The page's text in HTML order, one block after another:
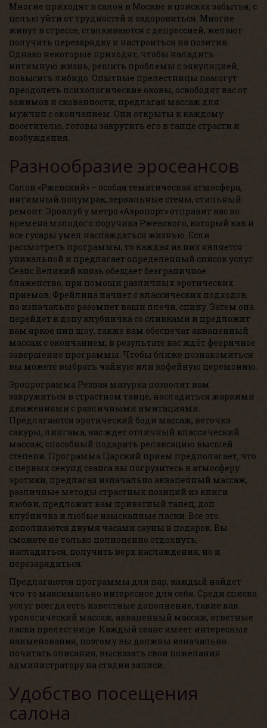
Многие приходят в салон в Москве в поисках забытья, с
целью уйти от трудностей и оздоровиться. Многие
живут в стрессе, сталкиваются с депрессией, желают
получить перезарядку и настроиться на позитив.
Однако некоторые приходят, чтобы наладить
интимную жизнь, решить проблемы с эякуляцией,
повысить либидо. Опытные прелестницы помогут
преодолеть психологические оковы, освободят вас от
зажимов и скованности, предлагая массаж для
мужчин с окончанием. Они открыты к каждому
посетителю, готовы закрутить его в танце страсти и
возбуждения.
Разнообразие эросеансов
Салон «Ржевский» – особая тематическая атмосфера,
интимный полумрак, зеркальные стены, стильный
ремонт. Эроклуб у метро «Аэропорт» отправит вас во
времена молодого поручика Ржевского, который как и
все гусары умел наслаждаться жизнью. Если
рассмотреть программы, то каждая из них является
уникальной и предлагает определенный список услуг.
Сеанс Великий князь обещает безграничное
блаженство, при помощи различных эротических
приемов. Фрейлина начнет с классических подходов,
но изначально разомнет ваши плечи, спину. Затем она
перейдет к допу клубничка со сливками и предложит
вам яркое пип шоу, также вам обеспечат аквапенный
массаж с окончанием, в результате вас ждёт фееричное
завершение программы. Чтобы ближе познакомиться
вы можете выбрать чайную или кофейную церемонию.
Эропрограмма Резвая мазурка позволит вам
закружиться в страстном танце, насладиться жаркими
движениями с различными имитациями.
Предлагаются эротический боди массаж, веточка
сакуры, лингама, вас ждет отличный классический
массаж, способный подарить релаксацию высшей
степени. Программа Царский прием предполагает, что
с первых секунд сеанса вы погрузитесь в атмосферу
эротики, предлагая изначально аквапенный массаж,
различные методы страстных позиций из книги
любви, предложит вам приватный танец, доп
клубничка и любые изысканные ласки. Все это
дополняются двумя часами сауны в подарок. Вы
сможете не только полноценно отдохнуть,
насладиться, получить верх наслаждения, но и
перезарядиться.
Предлагаются программы для пар, каждый найдет
что-то максимально интересное для себя. Среди списка
услуг всегда есть известные дополнение, такие как
урологический массаж, аквапенный массаж, ответные
ласки прелестнице. Каждый сеанс имеет интересные
наименования, поэтому вы должны изначально
почитать описания, высказать свои пожелания
администратору на стадии записи.
Удобство посещения
салона